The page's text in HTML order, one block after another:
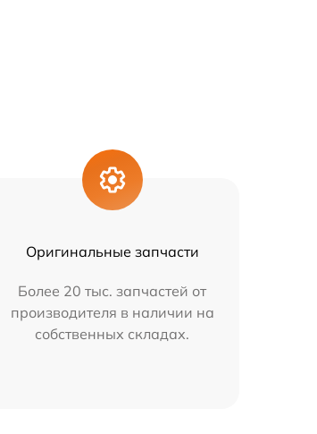
Оригинальные запчасти
Более 20 тыс. запчастей от
производителя в наличии на
собственных складах.